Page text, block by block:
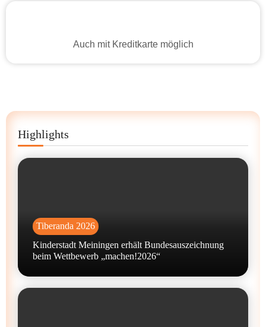
Auch mit Kreditkarte möglich
Highlights
Tiberanda 2026
Kinderstadt Meiningen erhält Bundesauszeichnung
beim Wettbewerb „machen!2026“